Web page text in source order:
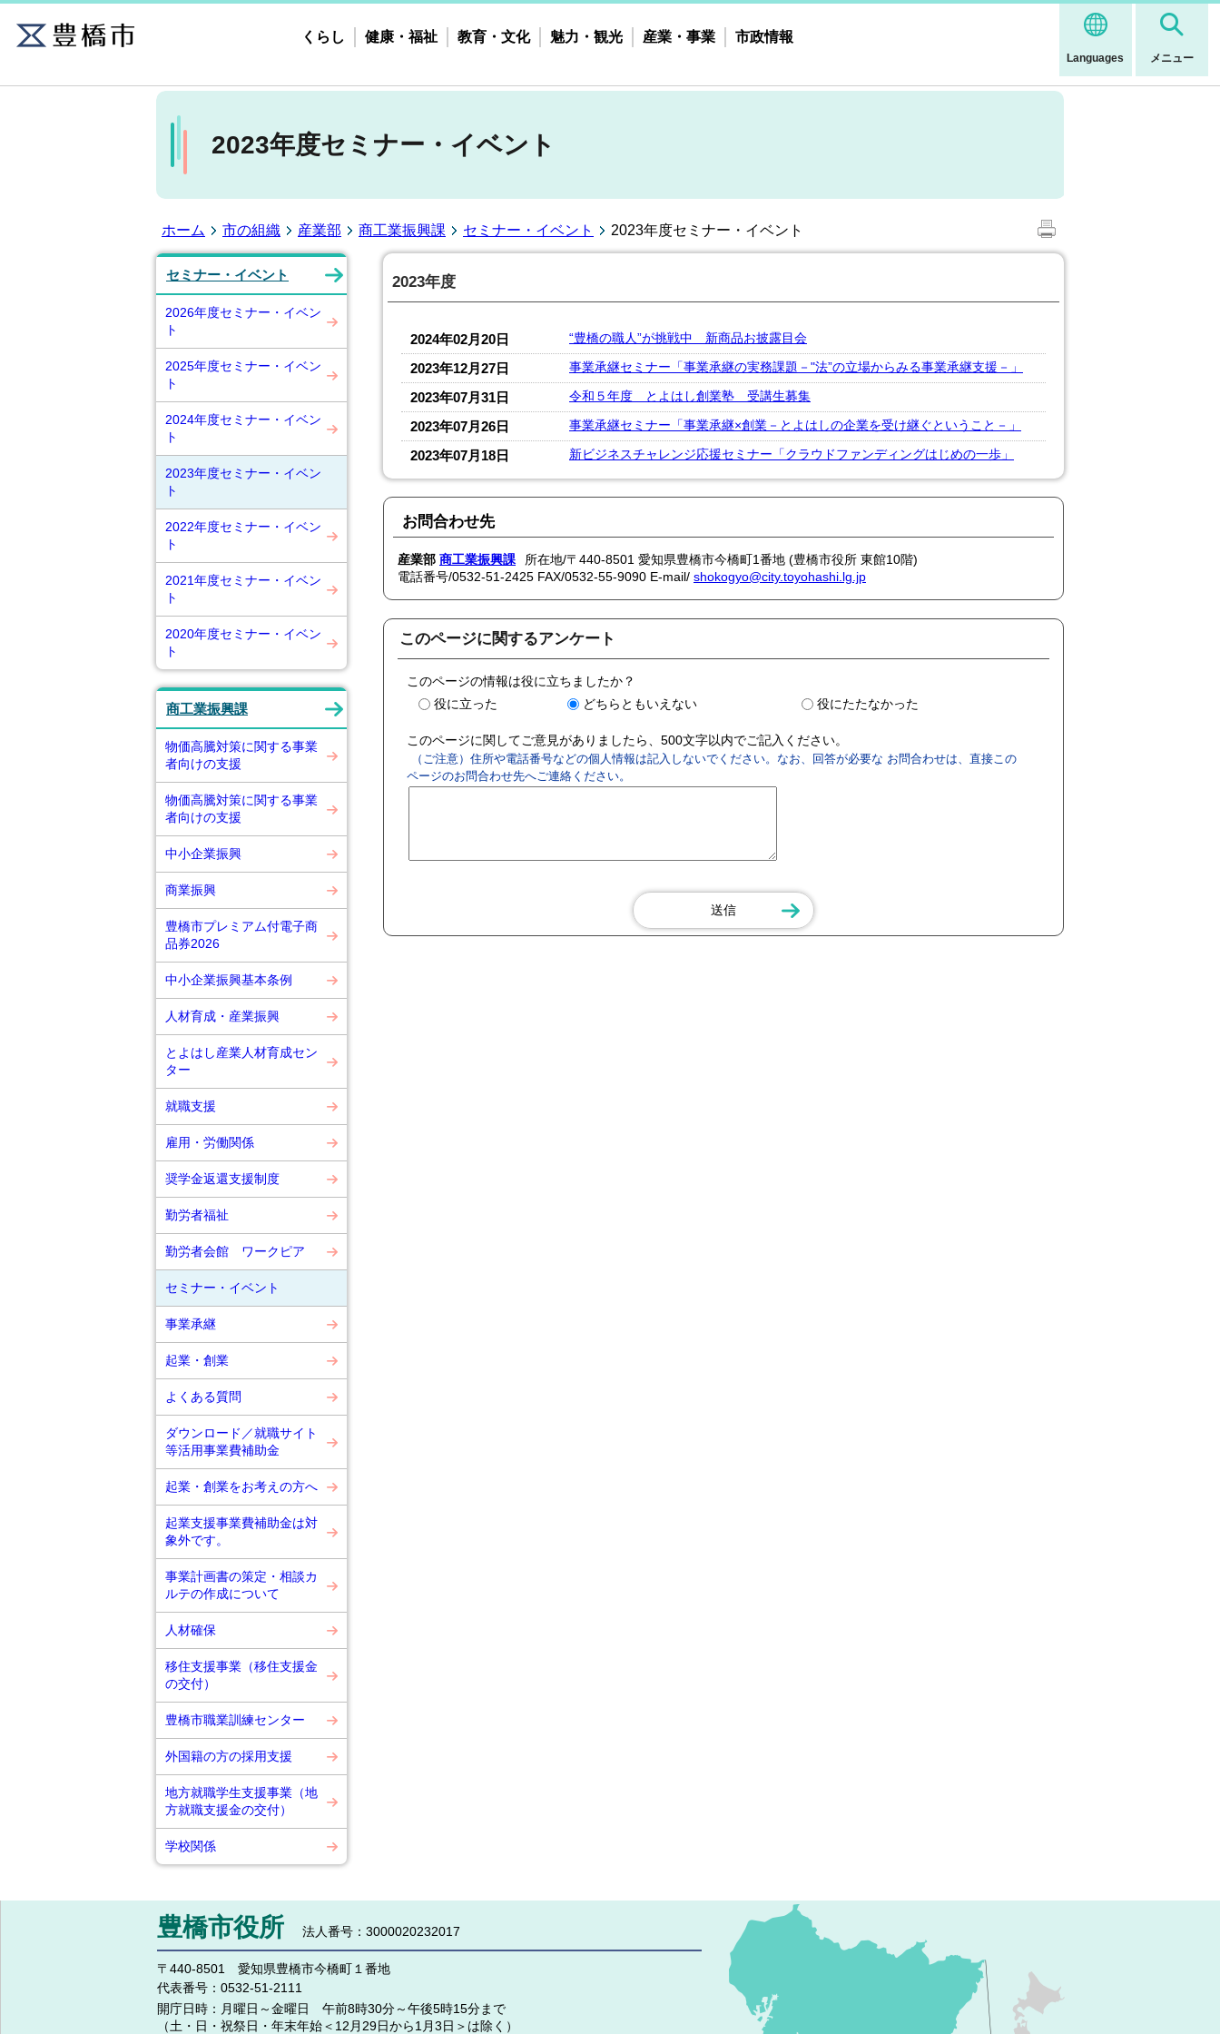
Languages メニュー
くらし 健康・福祉 教育・文化 魅力・観光 産業・事業 市政情報
2023年度セミナー・イベント
ホーム 市の組織 産業部 商工業振興課 セミナー・イベント 2023年度セミナー・イベント
セミナー・イベント
2026年度セミナー・イベン
ト
2025年度セミナー・イベン
ト
2024年度セミナー・イベン
ト
2023年度セミナー・イベン
ト
2022年度セミナー・イベン
ト
2021年度セミナー・イベン
ト
2020年度セミナー・イベン
ト
商工業振興課
物価高騰対策に関する事業
者向けの支援
物価高騰対策に関する事業
者向けの支援
中小企業振興
商業振興
豊橋市プレミアム付電子商
品券2026
中小企業振興基本条例
人材育成・産業振興
とよはし産業人材育成セン
ター
就職支援
雇用・労働関係
奨学金返還支援制度
勤労者福祉
勤労者会館 ワークピア
セミナー・イベント
事業承継
起業・創業
よくある質問
ダウンロード／就職サイト
等活用事業費補助金
起業・創業をお考えの方へ
起業支援事業費補助金は対
象外です。
事業計画書の策定・相談カ
ルテの作成について
人材確保
移住支援事業（移住支援金
の交付）
豊橋市職業訓練センター
外国籍の方の採用支援
地方就職学生支援事業（地
方就職支援金の交付）
学校関係
2023年度
2024年02月20日 “豊橋の職人”が挑戦中 新商品お披露目会
2023年12月27日 事業承継セミナー「事業承継の実務課題－"法”の立場からみる事業承継支援－」
2023年07月31日 令和５年度 とよはし創業塾 受講生募集
2023年07月26日 事業承継セミナー「事業承継×創業－とよはしの企業を受け継ぐということ－」
2023年07月18日 新ビジネスチャレンジ応援セミナー「クラウドファンディングはじめの一歩」
お問合わせ先
産業部 商工業振興課
所在地/〒440-8501 愛知県豊橋市今橋町1番地 (豊橋市役所 東館10階)
電話番号/0532-51-2425 FAX/0532-55-9090 E-mail/ shokogyo@city.toyohashi.lg.jp
このページに関するアンケート
このページの情報は役に立ちましたか？
役に立った
どちらともいえない 役にたたなかった
このページに関してご意見がありましたら、500文字以内でご記入ください。
（ご注意）住所や電話番号などの個人情報は記入しないでください。なお、回答が必要な お問合わせは、直接この
ページのお問合わせ先へご連絡ください。
豊橋市役所 法人番号：3000020232017
〒440-8501 愛知県豊橋市今橋町１番地
代表番号： 0532-51-2111
開庁日時： 月曜日～金曜日 午前8時30分～午後5時15分まで
（土・日・祝祭日・年末年始＜12月29日から1月3日＞は除く）